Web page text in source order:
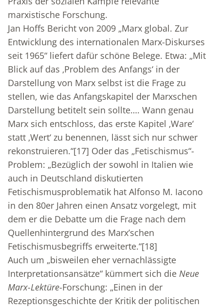
marxistische Forschung.
Jan Hoffs Bericht von 2009 „Marx global. Zur
Entwicklung des internationalen Marx-Diskurses
seit 1965“ liefert dafür schöne Belege. Etwa: „Mit
Blick auf das ‚Problem des Anfangs‘ in der
Darstellung von Marx selbst ist die Frage zu
stellen, wie das Anfangskapitel der Marxschen
Darstellung betitelt sein sollte…. Wann genau
Marx sich entschloss, das erste Kapitel ‚Ware‘
statt ‚Wert‘ zu benennen, lässt sich nur schwer
rekonstruieren.“[17] Oder das „Fetischismus“-
Problem: „Bezüglich der sowohl in Italien wie
auch in Deutschland diskutierten
Fetischismusproblematik hat Alfonso M. Iacono
in den 80er Jahren einen Ansatz vorgelegt, mit
dem er die Debatte um die Frage nach dem
Quellenhintergrund des Marx’schen
Fetischismusbegriffs erweiterte.“[18]
Auch um „bisweilen eher vernachlässigte
Interpretationsansätze“ kümmert sich die Neue
Marx-Lektüre-Forschung: „Einen in der
Rezeptionsgeschichte der Kritik der politischen